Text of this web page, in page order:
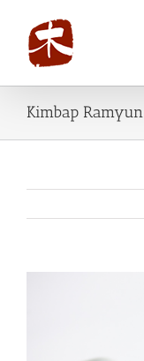
Kimbap Ramyun